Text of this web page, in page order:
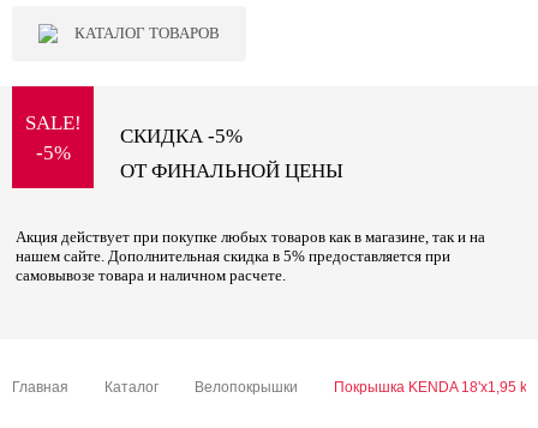
КАТАЛОГ ТОВАРОВ
SALE!
-5%
СКИДКА -5%
ОТ ФИНАЛЬНОЙ ЦЕНЫ
Акция действует при покупке любых товаров как в магазине, так и на
нашем сайте. Дополнительная скидка в 5% предоставляется при
самовывозе товара и наличном расчете.
Главная Каталог Велопокрышки Покрышка KENDA 18'х1,95